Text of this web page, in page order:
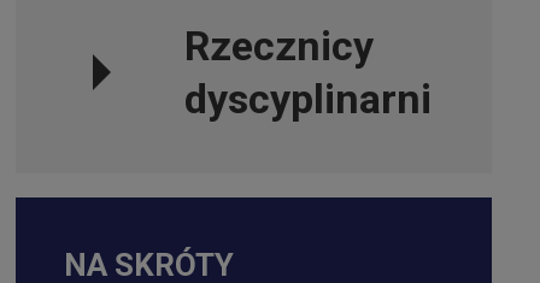
Rzecznicy
dyscyplinarni
NA SKRÓTY